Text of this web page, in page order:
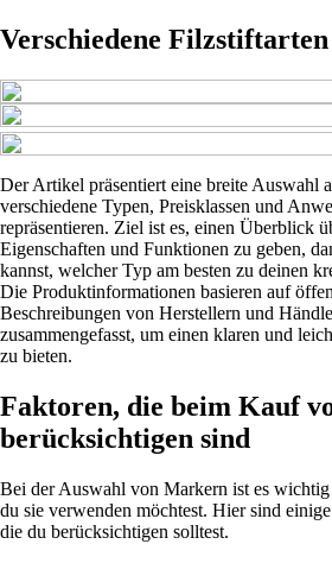
Verschiedene
Der Artikel präsentiert eine breite Auswahl
verschiedene Typen, Preisklassen und
repräsentieren. Ziel ist es, einen Überblick
Eigenschaften und Funktionen zu geben,
kannst, welcher Typ am besten zu deinen
Die Produktinformationen basieren auf
Beschreibungen von Herstellern und
zusammengefasst, um einen klaren und
zu bieten.
Faktoren, die beim Kauf
berücksichtigen sind
Bei der Auswahl von Markern ist es
du sie verwenden möchtest. Hier sind
die du berücksichtigen solltest.